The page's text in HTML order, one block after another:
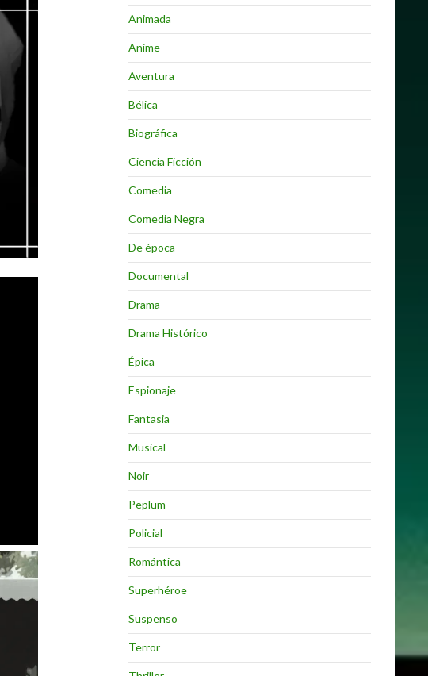
Animada
Anime
Aventura
Bélica
Biográfica
Ciencia Ficción
Comedia
Comedia Negra
De época
Documental
Drama
Drama Histórico
Épica
Espionaje
Fantasia
Musical
Noir
Peplum
Policial
Romántica
Superhéroe
Suspenso
Terror